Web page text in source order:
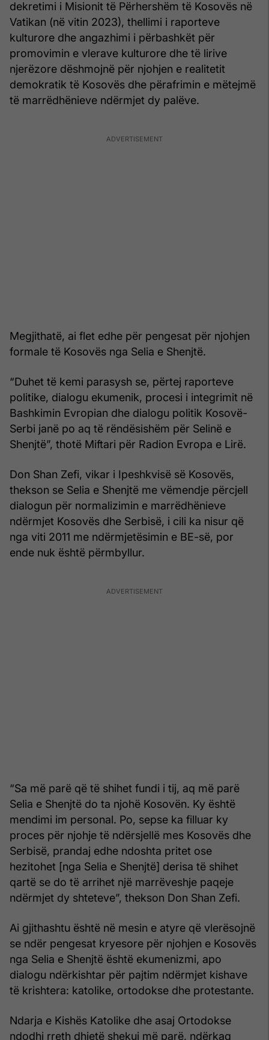
dekretimi i Misionit të Përhershëm të Kosovës në
Vatikan (në vitin 2023), thellimi i raporteve
kulturore dhe angazhimi i përbashkët për
promovimin e vlerave kulturore dhe të lirive
njerëzore dëshmojnë për njohjen e realitetit
demokratik të Kosovës dhe përafrimin e mëtejmë
të marrëdhënieve ndërmjet dy palëve.
Megjithatë, ai flet edhe për pengesat për njohjen
formale të Kosovës nga Selia e Shenjtë.
“Duhet të kemi parasysh se, përtej raporteve
politike, dialogu ekumenik, procesi i integrimit në
Bashkimin Evropian dhe dialogu politik Kosovë-
Serbi janë po aq të rëndësishëm për Selinë e
Shenjtë”, thotë Miftari për Radion Evropa e Lirë.
Don Shan Zefi, vikar i Ipeshkvisë së Kosovës,
thekson se Selia e Shenjtë me vëmendje përcjell
dialogun për normalizimin e marrëdhënieve
ndërmjet Kosovës dhe Serbisë, i cili ka nisur që
nga viti 2011 me ndërmjetësimin e BE-së, por
ende nuk është përmbyllur.
“Sa më parë që të shihet fundi i tij, aq më parë
Selia e Shenjtë do ta njohë Kosovën. Ky është
mendimi im personal. Po, sepse ka filluar ky
proces për njohje të ndërsjellë mes Kosovës dhe
Serbisë, prandaj edhe ndoshta pritet ose
hezitohet [nga Selia e Shenjtë] derisa të shihet
qartë se do të arrihet një marrëveshje paqeje
ndërmjet dy shteteve”, thekson Don Shan Zefi.
Ai gjithashtu është në mesin e atyre që vlerësojnë
se ndër pengesat kryesore për njohjen e Kosovës
nga Selia e Shenjtë është ekumenizmi, apo
dialogu ndërkishtar për pajtim ndërmjet kishave
të krishtera: katolike, ortodokse dhe protestante.
Ndarja e Kishës Katolike dhe asaj Ortodokse
ndodhi rreth dhjetë shekuj më parë, ndërkaq